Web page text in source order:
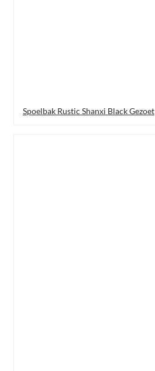
Spoelbak Rustic Shanxi Black Gezoet